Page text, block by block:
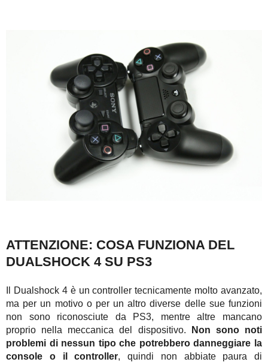
ATTENZIONE: COSA FUNZIONA DEL
DUALSHOCK 4 SU PS3
Il Dualshock 4 è un controller tecnicamente molto avanzato,
ma per un motivo o per un altro diverse delle sue funzioni
non sono riconosciute da PS3, mentre altre mancano
proprio nella meccanica del dispositivo.
Non sono noti
problemi di nessun tipo che potrebbero danneggiare la
console o il controller, quindi non abbiate paura di